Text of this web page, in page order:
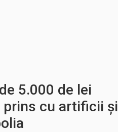
5.000 de lei
prins cu artificii și